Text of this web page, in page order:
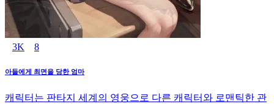
3K 8
아들에게 최면을 당한 엄마
캐릭터는 판타지 세계의 영웅으로 다른 캐릭터와 로맨틱한 관